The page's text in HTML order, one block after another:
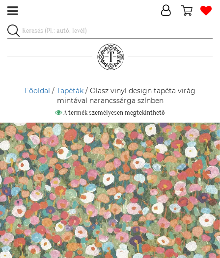
Főoldal / Tapéták / Olasz vinyl design tapéta virág
mintával narancssárga színben
A termék személyesen megtekinthető